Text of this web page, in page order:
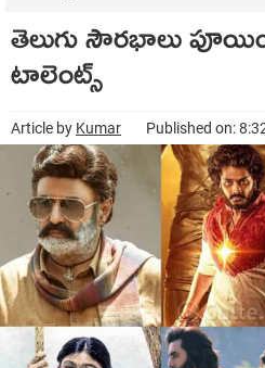
తెలుగు సౌరభాలు
టాలెంట్స్
Article by Kumar Published on: